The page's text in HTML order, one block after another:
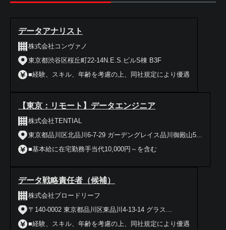
データアナリスト
株式会社コンヴァノ
東京都渋谷区桜丘町22-14N.E.S.ビルS棟 B3F
■経験、スキル、年齢を考慮の上、同社規定により優遇
【東京：リモート】データエンジニア
株式会社TENTIAL
東京都品川区北品川6-7-29 ガーデングレイス品川御殿山5...
■基本給に在宅勤務手当代10,000円～を含む
データ戦略責任者（候補）
株式会社ブロードリーフ
〒140-0002 東京都品川区東品川4-13-14 グラス...
■経験、スキル、年齢を考慮の上、同社規定により優遇